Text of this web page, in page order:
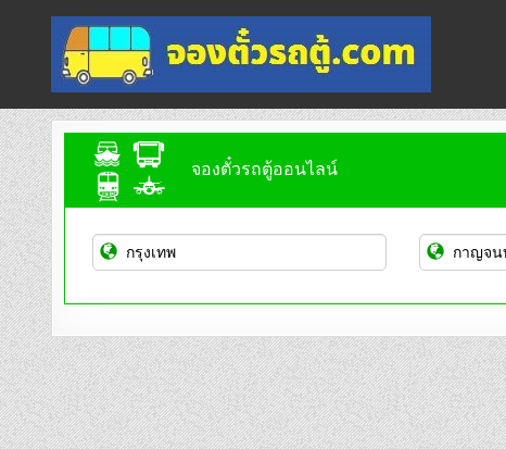
content
จองตั๋วรถตู้ออนไลน์
บริการจองตั๋วรถตู้ออนไลน์
จองตั๋วรถตู้ออนไลน์